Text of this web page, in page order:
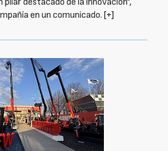
en un comunicado. [+]